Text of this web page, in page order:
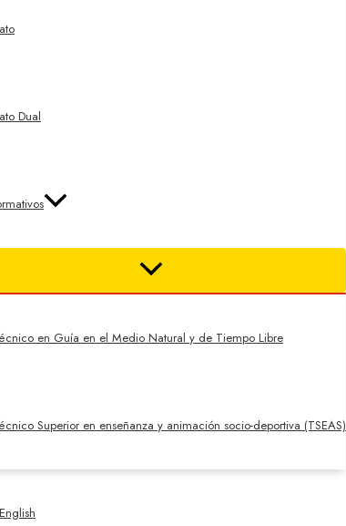
Dual
en Guía en el Medio Natural y de Tiempo Libre
Superior en enseñanza y animación socio-deportiva (TSEAS)